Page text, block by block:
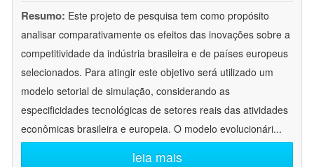
Resumo: Este projeto de pesquisa tem como propósito
analisar comparativamente os efeitos das inovações sobre a
competitividade da indústria brasileira e de países europeus
selecionados. Para atingir este objetivo será utilizado um
modelo setorial de simulação, considerando as
especificidades tecnológicas de setores reais das atividades
econômicas brasileira e europeia. O modelo evolucionári...
leia mais